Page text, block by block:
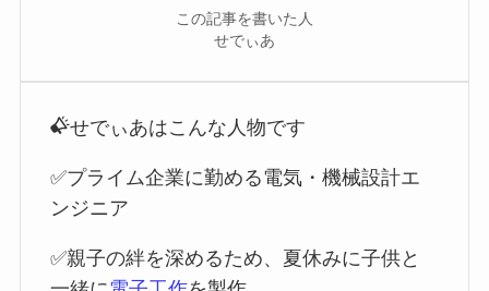
この記事を書いた人
せでぃあ
せでぃあはこんな人物です
✅プライム企業に勤める電気・機械設計エ
ンジニア
✅親子の絆を深めるため、夏休みに子供と